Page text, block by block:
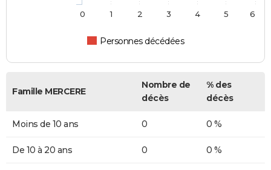
Personnes décédées
0 1 2 3 4 5 6
Famille MERCERE
Nombre de
décès
% des
décès
Moins de 10 ans 0 0 %
De 10 à 20 ans 0 0 %